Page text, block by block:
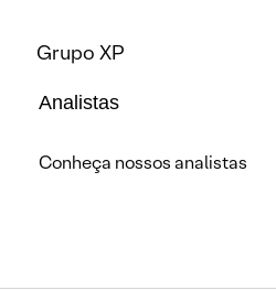
Grupo XP
Analistas
Conheça nossos analistas